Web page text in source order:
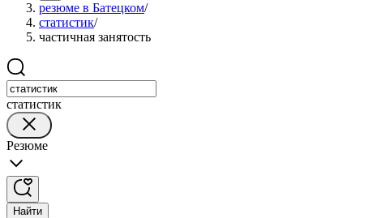
резюме в Батецком/
статистик/
частичная занятость
статистик
Резюме
Найти